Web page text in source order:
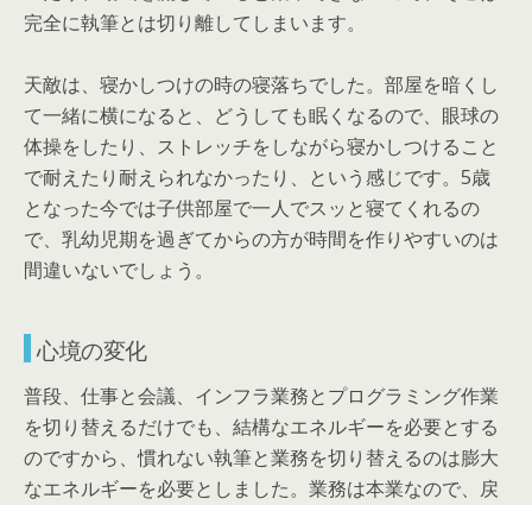
完全に執筆とは切り離してしまいます。
天敵は、寝かしつけの時の寝落ちでした。部屋を暗くし
て一緒に横になると、どうしても眠くなるので、眼球の
体操をしたり、ストレッチをしながら寝かしつけること
で耐えたり耐えられなかったり、という感じです。5歳
となった今では子供部屋で一人でスッと寝てくれるの
で、乳幼児期を過ぎてからの方が時間を作りやすいのは
間違いないでしょう。
心境の変化
普段、仕事と会議、インフラ業務とプログラミング作業
を切り替えるだけでも、結構なエネルギーを必要とする
のですから、慣れない執筆と業務を切り替えるのは膨大
なエネルギーを必要としました。業務は本業なので、戻